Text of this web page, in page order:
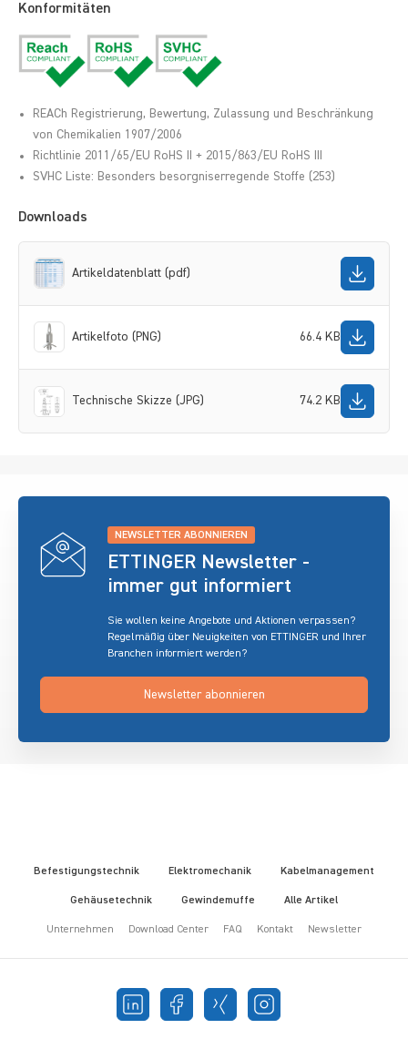
Konformitäten
REACh Registrierung, Bewertung, Zulassung und Beschränkung
von Chemikalien 1907/2006
Richtlinie 2011/65/EU RoHS II + 2015/863/EU RoHS III
SVHC Liste: Besonders besorgniserregende Stoffe (253)
Downloads
Artikeldatenblatt (pdf)
Artikelfoto (PNG) 66.4 KB
Technische Skizze (JPG) 74.2 KB
NEWSLETTER ABONNIEREN
ETTINGER Newsletter -
immer gut informiert
Sie wollen keine Angebote und Aktionen verpassen?
Regelmäßig über Neuigkeiten von ETTINGER und Ihrer
Branchen informiert werden?
Newsletter abonnieren
Befestigungstechnik Elektromechanik Kabelmanagement
Gehäusetechnik Gewindemuffe Alle Artikel
Unternehmen Download Center FAQ Kontakt Newsletter